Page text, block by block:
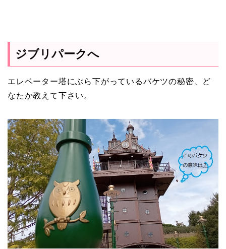
ジブリパークへ
エレベーター塔にぶら下がっているバケツの秘密、ど
なたか教えて下さい。